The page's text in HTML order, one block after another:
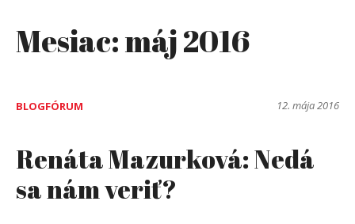
Mesiac:máj 2016
BLOGFÓRUM 12. mája 2016
Renáta Mazurková: Nedá
sa nám veriť?